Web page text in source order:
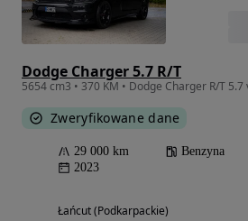
Dodge Charger 5.7 R/T
Zweryfikowane dane
29 000 km Benzyna
2023
Łańcut (Podkarpackie)